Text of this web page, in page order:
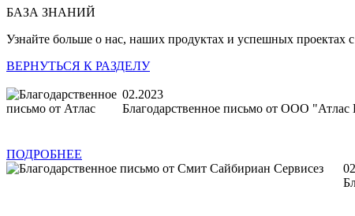
БАЗА ЗНАНИЙ
Узнайте больше о нас, наших продуктах и успешных проектах
ВЕРНУТЬСЯ К РАЗДЕЛУ
02.2023
Благодарственное письмо от ООО
ПОДРОБНЕЕ